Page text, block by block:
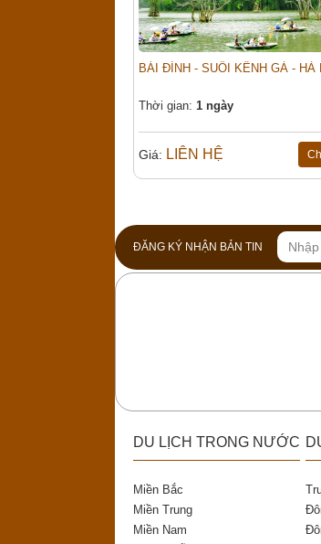
BÁI ĐÍNH - SUỐI KÊNH GÀ - HÀ
Thời gian: 1 ngày
Giá: LIÊN HỆ
ĐĂNG KÝ NHẬN BẢN TIN
DU LỊCH TRONG NƯỚC
Miền Bắc
Miền Trung
Miền Nam